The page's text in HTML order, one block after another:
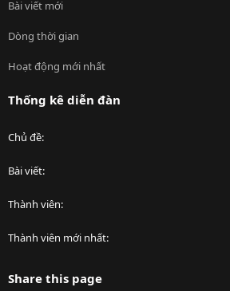
Bài viết mới
Dòng thời gian
Hoạt động mới nhất
Thống kê diễn đàn
Chủ đề
Bài viết
Thành viên
Thành viên mới nhất
Share this page